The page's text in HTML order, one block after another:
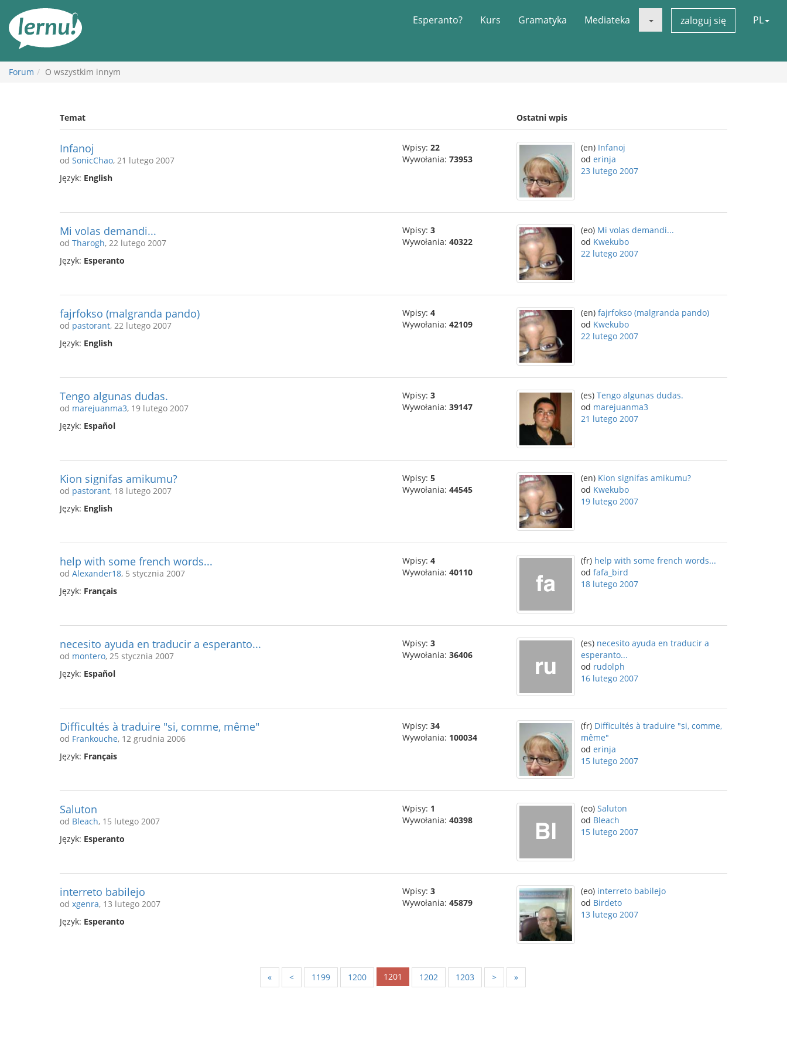
Esperanto? Kurs Gramatyka Mediateka zaloguj się PL
Forum O wszystkim innym
Temat Ostatni wpis
Infanoj
od SonicChao, 21 lutego 2007
Język: English
Wpisy: 22
Wywołania: 73953
(en) Infanoj
od erinja
23 lutego 2007
Mi volas demandi...
od Tharogh, 22 lutego 2007
Język: Esperanto
Wpisy: 3
Wywołania: 40322
(eo) Mi volas demandi...
od Kwekubo
22 lutego 2007
fajrfokso (malgranda pando)
od pastorant, 22 lutego 2007
Język: English
Wpisy: 4
Wywołania: 42109
(en) fajrfokso (malgranda pando)
od Kwekubo
22 lutego 2007
Tengo algunas dudas.
od marejuanma3, 19 lutego 2007
Język: Español
Wpisy: 3
Wywołania: 39147
(es) Tengo algunas dudas.
od marejuanma3
21 lutego 2007
Kion signifas amikumu?
od pastorant, 18 lutego 2007
Język: English
Wpisy: 5
Wywołania: 44545
(en) Kion signifas amikumu?
od Kwekubo
19 lutego 2007
help with some french words...
od Alexander18, 5 stycznia 2007
Język: Français
Wpisy: 4
Wywołania: 40110
(fr) help with some french words...
od fafa_bird
18 lutego 2007
necesito ayuda en traducir a esperanto...
od montero, 25 stycznia 2007
Język: Español
Wpisy: 3
Wywołania: 36406
(es) necesito ayuda en traducir a
esperanto...
od rudolph
16 lutego 2007
Difficultés à traduire "si, comme, même"
od Frankouche, 12 grudnia 2006
Język: Français
Wpisy: 34
Wywołania: 100034
(fr) Difficultés à traduire "si, comme,
même"
od erinja
15 lutego 2007
Saluton
od Bleach, 15 lutego 2007
Język: Esperanto
Wpisy: 1
Wywołania: 40398
(eo) Saluton
od Bleach
15 lutego 2007
interreto babilejo
od xgenra, 13 lutego 2007
Język: Esperanto
Wpisy: 3
Wywołania: 45879
(eo) interreto babilejo
od Birdeto
13 lutego 2007
« < 1199 1200 1201 1202 1203 > »